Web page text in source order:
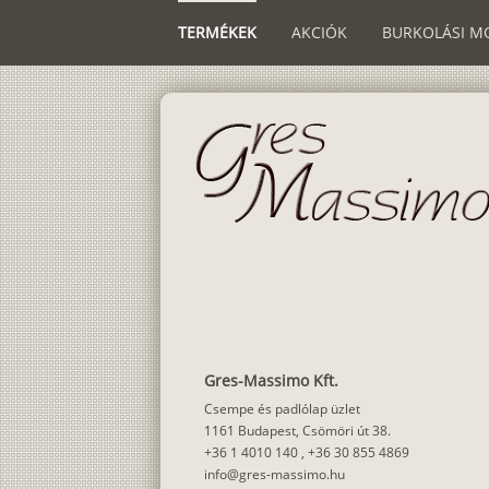
TERMÉKEK AKCIÓK BURKOLÁSI
Gres-Massimo Kft.
Csempe és padlólap üzlet
1161 Budapest, Csömöri út 38.
+36 1 4010 140 , +36 30 855 4869
info@gres-massimo.hu